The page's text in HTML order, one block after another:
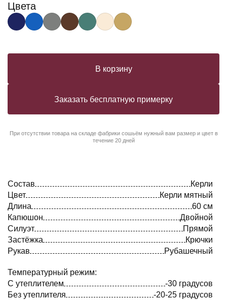
Цвета
В корзину
Заказать бесплатную примерку
При отсутствии товара на складе фабрики сошьём нужный вам размер и цвет в
течение 20 дней
Состав
Керли
Цвет
Керли мятный
Длина
60 см
Капюшон
Двойной
Силуэт
Прямой
Застёжка
Крючки
Рукав
Рубашечный
Температурный режим:
С утеплителем
-30 градусов
Без утеплителя
-20-25 градусов